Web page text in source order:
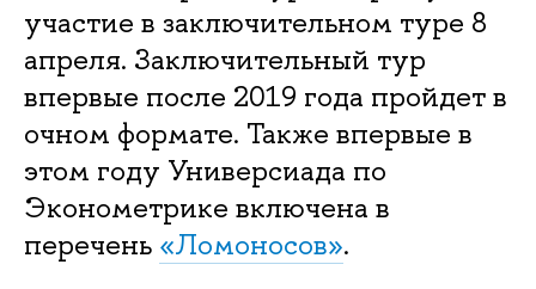
участие в заключительном туре 8
апреля. Заключительный тур
впервые после 2019 года пройдет в
очном формате. Также впервые в
этом году Универсиада по
Эконометрике включена в
перечень «Ломоносов».